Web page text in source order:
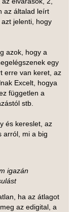
az általad leírt
jelenti, hogy
azok, hogy a
egy
erre van keret, az
Excelt, hogya
független a
stb.
és kereslet, az
arról, mi a big
igazán
ha az átlagot
az edigital, a